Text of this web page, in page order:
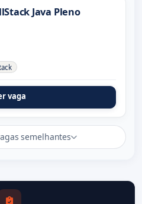
Java Pleno
vaga
semelhantes